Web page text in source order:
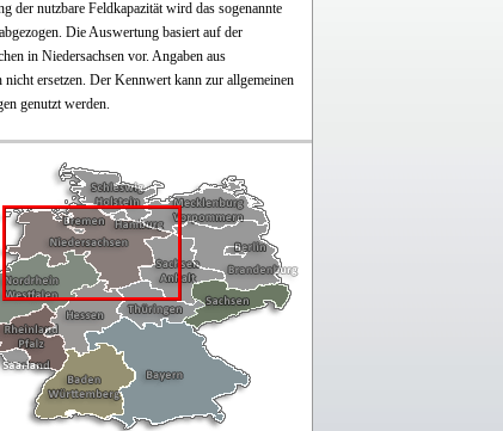
der nutzbare Feldkapazität wird das sogenannte
Die Auswertung basiert auf der
in Niedersachsen vor. Angaben aus
ersetzen. Der Kennwert kann zur allgemeinen
genutzt werden.